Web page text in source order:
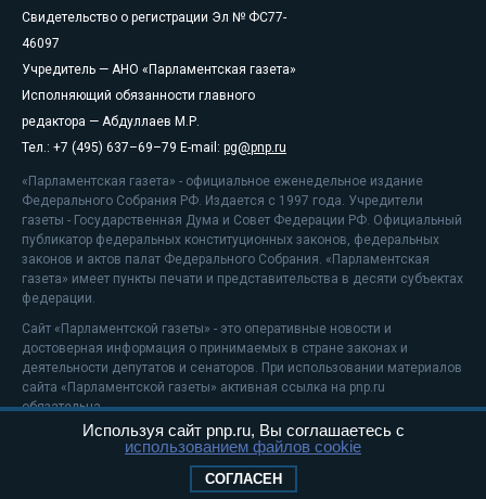
Свидетельство о регистрации Эл № ФС77-
46097
Учредитель — АНО «Парламентская газета»
Исполняющий обязанности главного
редактора — Абдуллаев М.Р.
Тел.: +7 (495) 637–69–79 E-mail: pg@pnp.ru
«Парламентская газета» - официальное еженедельное издание
Федерального Собрания РФ. Издается с 1997 года. Учредители
газеты - Государственная Дума и Совет Федерации РФ. Официальный
публикатор федеральных конституционных законов, федеральных
законов и актов палат Федерального Собрания. «Парламентская
газета» имеет пункты печати и представительства в десяти субъектах
федерации.
Сайт «Парламентской газеты» - это оперативные новости и
достоверная информация о принимаемых в стране законах и
деятельности депутатов и сенаторов. При использовании материалов
сайта «Парламентской газеты» активная ссылка на pnp.ru
обязательна.
На информационном ресурсе применяютсярекомендательные
Положение о защите персональных данных
Используя сайт pnp.ru, Вы соглашаетесь с
использованием файлов cookie
СОГЛАСЕН